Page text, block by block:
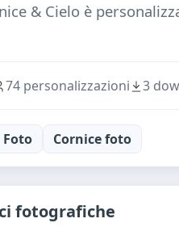
& Cielo è
74 personalizzazioni 3
Foto Cornice foto
fotografiche